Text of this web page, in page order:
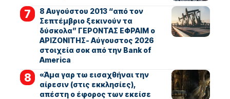
8 Αυγούστου 2013 “από τον
Σεπτέμβριο ξεκινούν τα
δύσκολα” ΓΕΡΟΝΤΑΣ ΕΦΡΑΙΜ ο
ΑΡΙΖΟΝΙΤΗΣ- Αύγουστος 2026
στοιχεία σοκ από την Bank of
America
«Άμα γαρ τω εισαχθήναι την
αίρεσιν (στις εκκλησίες),
απέστη ο έφορος των εκείσε